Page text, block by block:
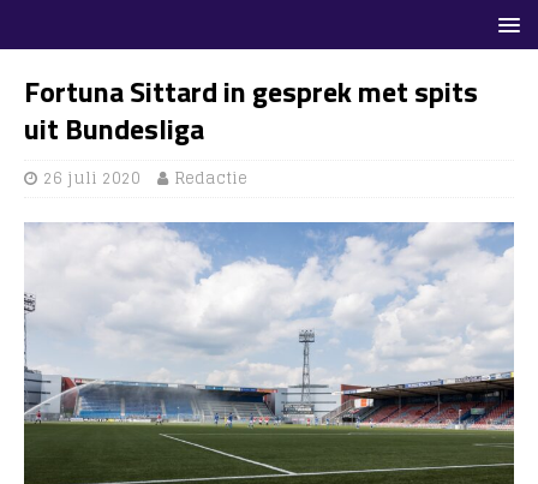
Fortuna Sittard in gesprek met spits
uit Bundesliga
26 juli 2020 Redactie